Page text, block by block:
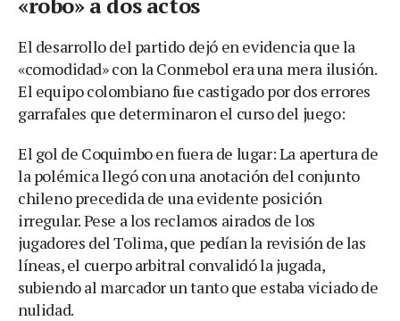
El desarrollo del partido dejó en evidencia que la
«comodidad» con la Conmebol era una mera ilusión.
El equipo colombiano fue castigado por dos errores
garrafales que determinaron el curso del juego:
El gol de Coquimbo en fuera de lugar: La apertura de
la polémica llegó con una anotación del conjunto
chileno precedida de una evidente posición
irregular. Pese a los reclamos airados de los
jugadores del Tolima, que pedían la revisión de las
líneas, el cuerpo arbitral convalidó la jugada,
subiendo al marcador un tanto que estaba viciado de
nulidad.